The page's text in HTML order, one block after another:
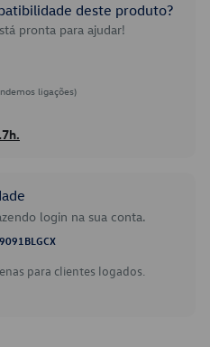
deste produto?
pronta para ajudar!
ligações)
login na sua conta.
para clientes logados.